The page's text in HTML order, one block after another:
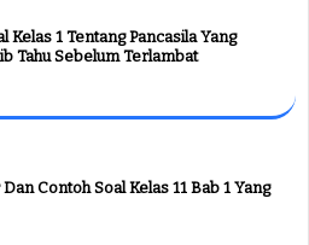
Kelas 1 Tentang Pancasila Yang
Tahu Sebelum Terlambat
Contoh Soal Kelas 11 Bab 1 Yang